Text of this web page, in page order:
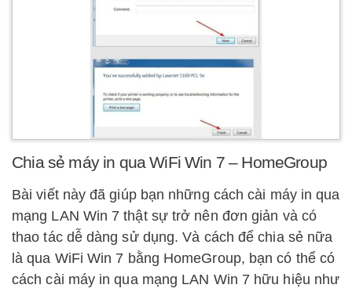
Chia sẻ máy in qua WiFi Win 7 – HomeGroup
Bài viết này đã giúp bạn những cách cài máy in qua
mạng LAN Win 7 thật sự trở nên đơn giản và có
thao tác dễ dàng sử dụng. Và cách để chia sẻ nữa
là qua WiFi Win 7 bằng HomeGroup, bạn có thể có
cách cài máy in qua mạng LAN Win 7 hữu hiệu như